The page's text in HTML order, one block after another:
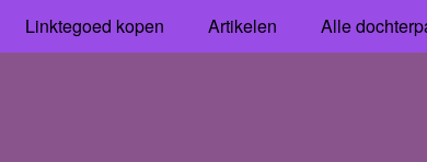
Linktegoed kopen Artikelen Alle